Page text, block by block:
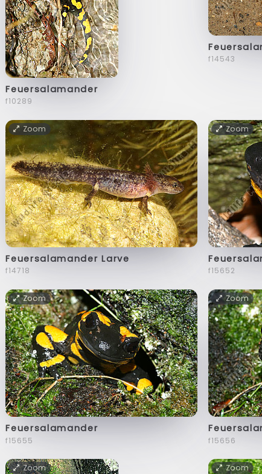
Feuersalamander
f10289
f14543
Zoom
Feuersalamander Larve
f14718
Zoom
f15652
Zoom
Feuersalamander
f15655
Zoom
f15656
Zoom Zoom